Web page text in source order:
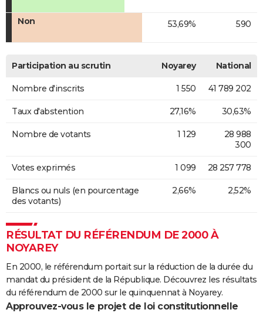
Non 53,69% 590
Participation au scrutin Noyarey National
Nombre d'inscrits 1 550 41 789 202
Taux d'abstention 27,16% 30,63%
Nombre de votants 1 129
28 988
300
Votes exprimés 1 099 28 257 778
Blancs ou nuls (en pourcentage
des votants)
2,66% 2,52%
RÉSULTAT DU RÉFÉRENDUM DE 2000 À
NOYAREY
En 2000, le référendum portait sur la réduction de la durée du
mandat du président de la République. Découvrez les résultats
du référendum de 2000 sur le quinquennat à Noyarey.
Approuvez-vous le projet de loi constitutionnelle